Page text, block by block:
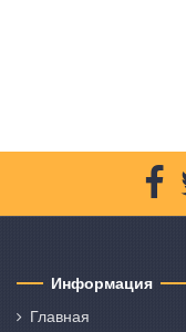
Информация
Главная